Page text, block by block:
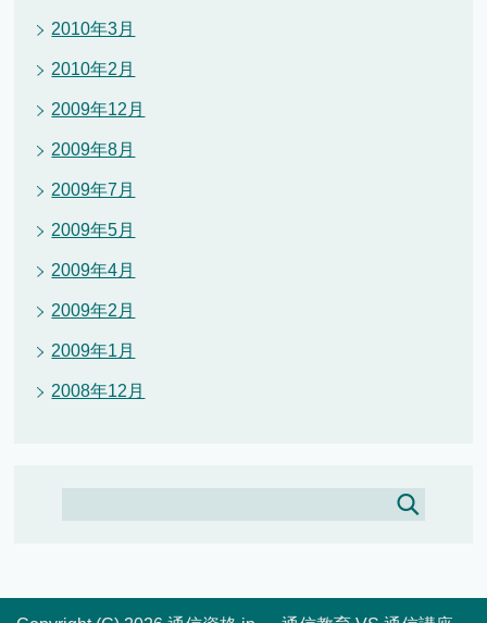
2010年3月
2010年2月
2009年12月
2009年8月
2009年7月
2009年5月
2009年4月
2009年2月
2009年1月
2008年12月